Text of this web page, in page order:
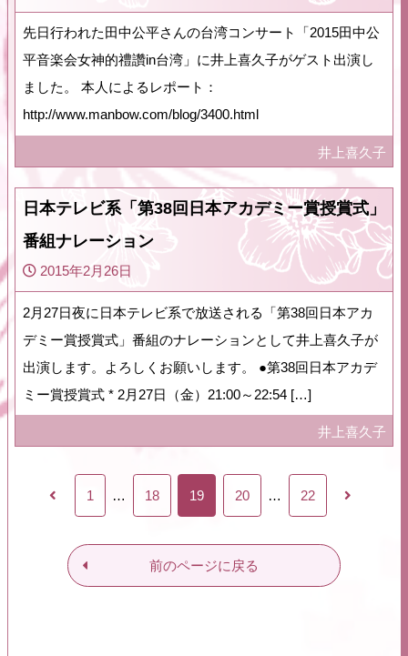
先日行われた田中公平さんの台湾コンサート「2015田中公
平音楽会女神的禮讚in台湾」に井上喜久子がゲスト出演し
ました。 本人によるレポート：
http://www.manbow.com/blog/3400.html
井上喜久子
日本テレビ系「第38回日本アカデミー賞授賞式」
番組ナレーション
2015年2月26日
2月27日夜に日本テレビ系で放送される「第38回日本アカ
デミー賞授賞式」番組のナレーションとして井上喜久子が
出演します。よろしくお願いします。 ●第38回日本アカデ
ミー賞授賞式 * 2月27日（金）21:00～22:54 […]
井上喜久子
1 … 18 19 20 … 22
前のページに戻る